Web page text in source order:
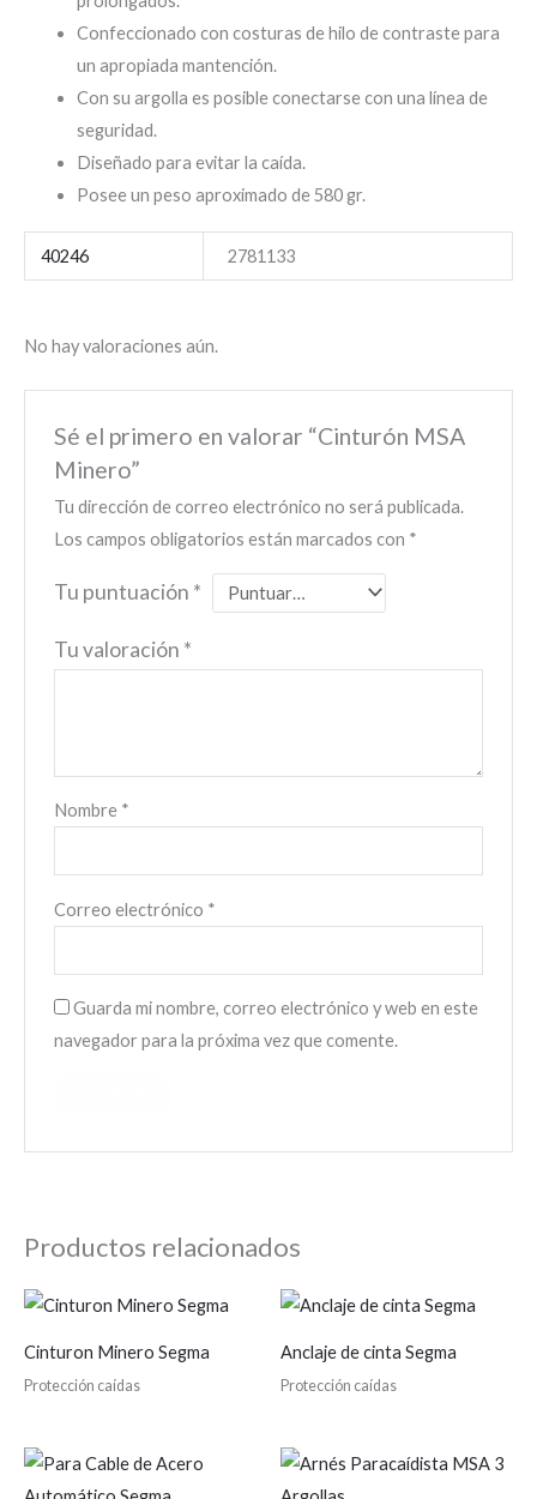
Confeccionado con costuras de hilo de contraste para
un apropiada mantención.
Con su argolla es posible conectarse con una línea de
seguridad.
Diseñado para evitar la caída.
Posee un peso aproximado de 580 gr.
40246 2781133
No hay valoraciones aún.
Sé el primero en valorar “Cinturón MSA
Minero”
Tu dirección de correo electrónico no será publicada.
Los campos obligatorios están marcados con *
Tu puntuación *
Tu valoración *
Nombre *
Correo electrónico *
Guarda mi nombre, correo electrónico y web en este
navegador para la próxima vez que comente.
Productos relacionados
Cinturon Minero Segma
Protección caídas
Anclaje de cinta Segma
Protección caídas